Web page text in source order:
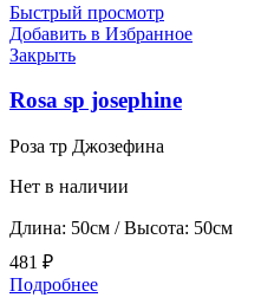
Быстрый просмотр
Добавить в Избранное
Закрыть
Rosa sp josephine
Роза тр Джозефина
Нет в наличии
Длина: 50см / Высота: 50см
481 ₽
Подробнее